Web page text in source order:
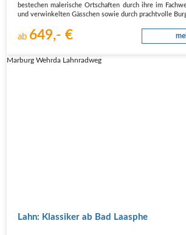
bestechen malerische Ortschaften durch ihre im
und verwinkelten Gässchen sowie durch prachtvolle
ab 649,- €
Marburg Wehrda Lahnradweg
Lahn: Klassiker ab Bad Laasphe